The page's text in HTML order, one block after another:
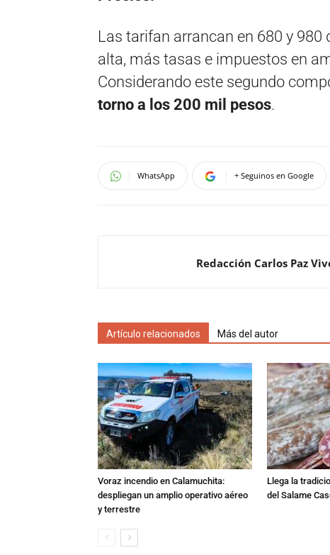
Las tarifan arrancan en 680 y
alta, más tasas e impuestos en
Considerando este segundo
torno a los 200 mil pesos.
WhatsApp + Seguinos en Google
Redacción Carlos Paz
Artículo relacionados Más del autor
Voraz incendio en Calamuchita:
despliegan un amplio operativo aéreo
y terrestre
Llega la
del Salame